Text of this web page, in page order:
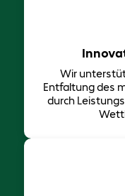
Wir
Entfaltung des
durch